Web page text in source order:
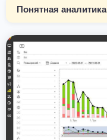
Понятная аналитика